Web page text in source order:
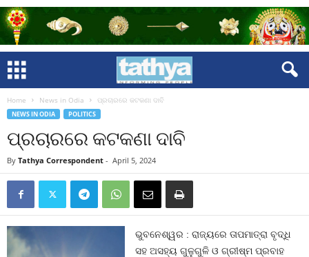
Home News in Odia ପ୍ରଚାରରେ କଟକଣା ଦାବି
NEWS IN ODIA POLITICS
ପ୍ରଚାରରେ କଟକଣା ଦାବି
By Tathya Correspondent - April 5, 2024
ଭୁବନେଶ୍ୱର : ରାଜ୍ୟରେ ତାପମାତ୍ରା ବୃଦ୍ଧି
ସହ ଅସହ୍ୟ ଗୁଳୁଗୁଳି ଓ ଗ୍ରୀଷ୍ମ ପ୍ରବାହ